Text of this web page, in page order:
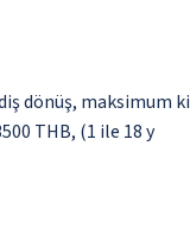
dönüş, maksimum
THB, (1 ile 18 y